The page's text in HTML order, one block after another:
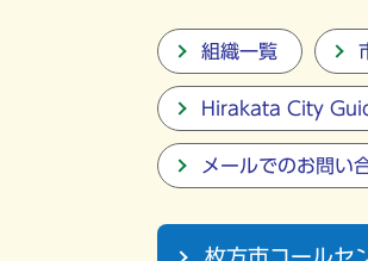
組織一覧
Hirakata City
メールでのお問い
枚方市コールセ